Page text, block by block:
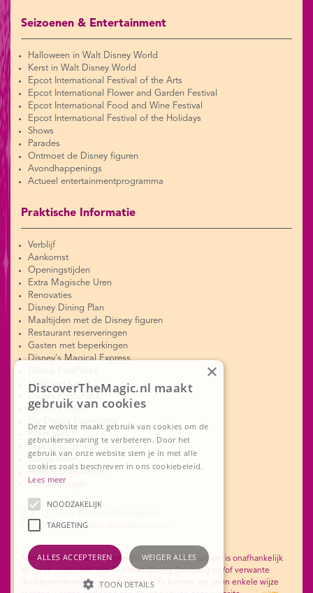
Seizoenen & Entertainment
Halloween in Walt Disney World
Kerst in Walt Disney World
Epcot International Festival of the Arts
Epcot International Flower and Garden Festival
Epcot International Food and Wine Festival
Epcot International Festival of the Holidays
Shows
Parades
Ontmoet de Disney figuren
Avondhappenings
Actueel entertainmentprogramma
Praktische Informatie
Verblijf
Aankomst
Openingstijden
Extra Magische Uren
Renovaties
Disney Dining Plan
Maaltijden met de Disney figuren
Restaurant reserveringen
Gasten met beperkingen
Disney's Magical Express
Lightning Lane
Memory Maker
Shopping Service
Kluisje huren
Animal Care Center
Rondleidingen
Ontwerp en realisatie: www.advacom.nl
Sommige onderdelen copyright Disney. Deze website is onafhankelijk
en geen onderdeel van The Walt Disney Company en/of verwante
dochterondernemingen of partners. Er kunnen op geen enkele wijze
DiscoverTheMagic.nl maakt
gebruik van cookies
Deze website maakt gebruik van cookies om de
gebruikerservaring te verbeteren. Door het
gebruik van onze website stem je in met alle
cookies zoals beschreven in ons cookiebeleid.
Lees meer
NOODZAKELIJK
TARGETING
ALLES ACCEPTEREN WEIGER ALLES
TOON DETAILS
×